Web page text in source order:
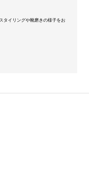
イリングや靴磨きの様子をお